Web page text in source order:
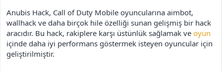
Anubis Hack, Call of Duty Mobile oyuncularına aimbot,
wallhack ve daha birçok hile özelliği sunan gelişmiş bir hack
aracıdır. Bu hack, rakiplere karşı üstünlük sağlamak ve oyun
içinde daha iyi performans göstermek isteyen oyuncular için
geliştirilmiştir.